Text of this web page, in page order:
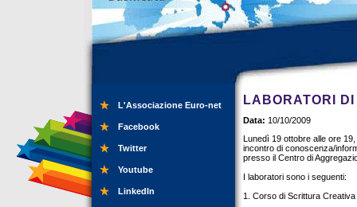
L'Associazione Euro-net
Facebook
Twitter
Youtube
LinkedIn
LABORATORI
Data: 10/10/2009
Lunedì 19 ottobre alle ore
incontro di conoscenza/
presso il Centro di
I laboratori sono i seguenti:
1. Corso di Scrittura